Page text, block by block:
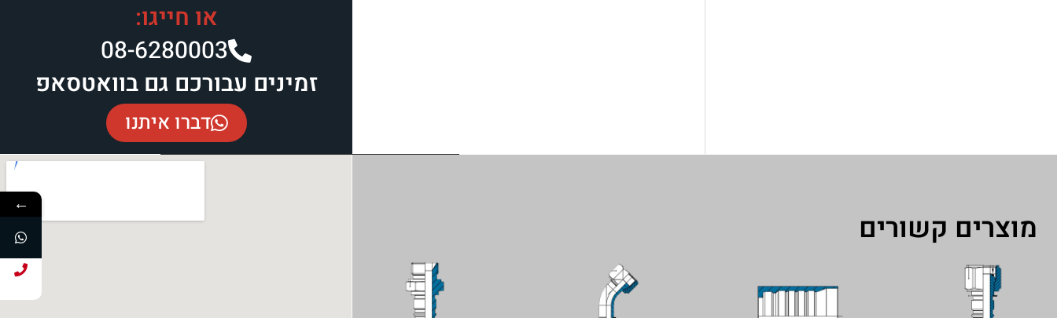
או חייגו:
08-6280003​
זמינים עבורכם גם בוואטסאפ
דברו איתנו
מוצרים קשורים
←